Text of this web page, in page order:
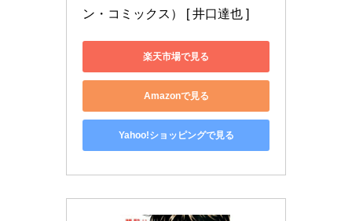
ン・コミックス） [ 井口達也 ]
楽天市場で見る
Amazonで見る
Yahoo!ショッピングで見る